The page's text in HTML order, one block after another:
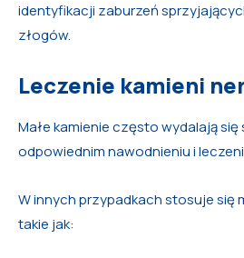
identyfikacji zaburzeń
złogów.
Leczenie kamieni
Małe kamienie często wydalają
odpowiednim nawodnieniu i
W innych przypadkach stosuje się
takie jak: